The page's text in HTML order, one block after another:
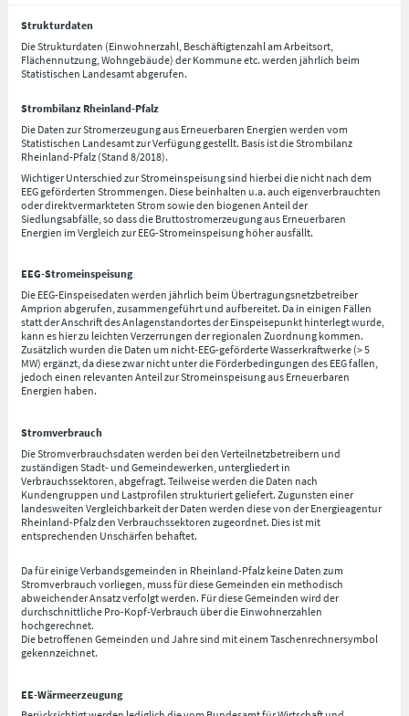
Strukturdaten
Die Strukturdaten (Einwohnerzahl, Beschäftigtenzahl am Arbeitsort,
Flächennutzung, Wohngebäude) der Kommune etc. werden jährlich beim
Statistischen Landesamt abgerufen.
Strombilanz Rheinland-Pfalz
Die Daten zur Stromerzeugung aus Erneuerbaren Energien werden vom
Statistischen Landesamt zur Verfügung gestellt. Basis ist die Strombilanz
Rheinland-Pfalz (Stand 8/2018).
Wichtiger Unterschied zur Stromeinspeisung sind hierbei die nicht nach dem
EEG geförderten Strommengen. Diese beinhalten u.a. auch eigenverbrauchten
oder direktvermarkteten Strom sowie den biogenen Anteil der
Siedlungsabfälle, so dass die Bruttostromerzeugung aus Erneuerbaren
Energien im Vergleich zur EEG-Stromeinspeisung höher ausfällt.
EEG-Stromeinspeisung
Die EEG-Einspeisedaten werden jährlich beim Übertragungsnetzbetreiber
Amprion abgerufen, zusammengeführt und aufbereitet. Da in einigen Fällen
statt der Anschrift des Anlagenstandortes der Einspeisepunkt hinterlegt wurde,
kann es hier zu leichten Verzerrungen der regionalen Zuordnung kommen.
Zusätzlich wurden die Daten um nicht-EEG-geförderte Wasserkraftwerke (> 5
MW) ergänzt, da diese zwar nicht unter die Förderbedingungen des EEG fallen,
jedoch einen relevanten Anteil zur Stromeinspeisung aus Erneuerbaren
Energien haben.
Stromverbrauch
Die Stromverbrauchsdaten werden bei den Verteilnetzbetreibern und
zuständigen Stadt- und Gemeindewerken, untergliedert in
Verbrauchssektoren, abgefragt. Teilweise werden die Daten nach
Kundengruppen und Lastprofilen strukturiert geliefert. Zugunsten einer
landesweiten Vergleichbarkeit der Daten werden diese von der Energieagentur
Rheinland-Pfalz den Verbrauchssektoren zugeordnet. Dies ist mit
entsprechenden Unschärfen behaftet.
Da für einige Verbandsgemeinden in Rheinland-Pfalz keine Daten zum
Stromverbrauch vorliegen, muss für diese Gemeinden ein methodisch
abweichender Ansatz verfolgt werden. Für diese Gemeinden wird der
durchschnittliche Pro-Kopf-Verbrauch über die Einwohnerzahlen
hochgerechnet.
Die betroffenen Gemeinden und Jahre sind mit einem Taschenrechnersymbol
gekennzeichnet.
EE-Wärmeerzeugung